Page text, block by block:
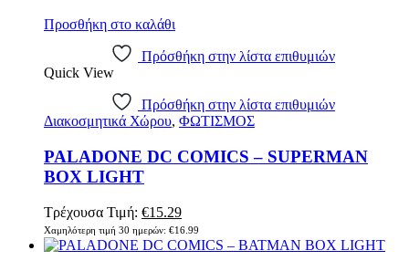
Προσθήκη στο καλάθι
Πρόσθήκη στην λίστα επιθυμιών
Quick View
Πρόσθήκη στην λίστα επιθυμιών
Διακοσμητικά Χώρου, ΦΩΤΙΣΜΟΣ
PALADONE DC COMICS – SUPERMAN
BOX LIGHT
Τρέχουσα Τιμή: €15.29
Χαμηλότερη τιμή 30 ημερών: €16.99